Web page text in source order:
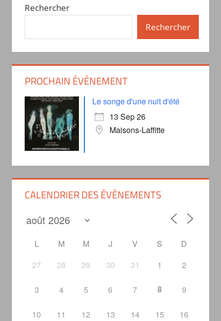
Rechercher
Rechercher
PROCHAIN ÉVÈNEMENT
Le songe d'une nuit d'été
13 Sep 26
Maisons-Laffitte
CALENDRIER DES ÉVÈNEMENTS
L M M J V S
D
27
28 29 30 31 1 2
3 4 5 6 7 8 9
10 11 12 13 14 15 16